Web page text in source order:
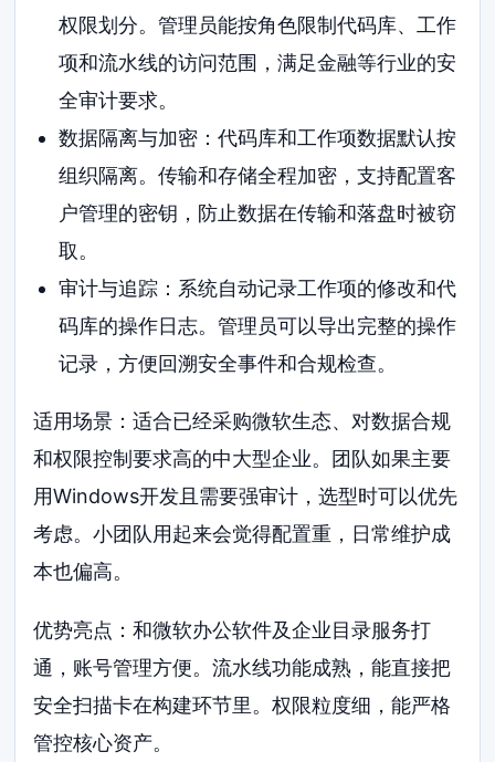
权限划分。管理员能按角色限制代码库、工作
项和流水线的访问范围，满足金融等行业的安
全审计要求。
数据隔离与加密：代码库和工作项数据默认按
组织隔离。传输和存储全程加密，支持配置客
户管理的密钥，防止数据在传输和落盘时被窃
取。
审计与追踪：系统自动记录工作项的修改和代
码库的操作日志。管理员可以导出完整的操作
记录，方便回溯安全事件和合规检查。
适用场景：适合已经采购微软生态、对数据合规
和权限控制要求高的中大型企业。团队如果主要
用Windows开发且需要强审计，选型时可以优先
考虑。小团队用起来会觉得配置重，日常维护成
本也偏高。
优势亮点：和微软办公软件及企业目录服务打
通，账号管理方便。流水线功能成熟，能直接把
安全扫描卡在构建环节里。权限粒度细，能严格
管控核心资产。